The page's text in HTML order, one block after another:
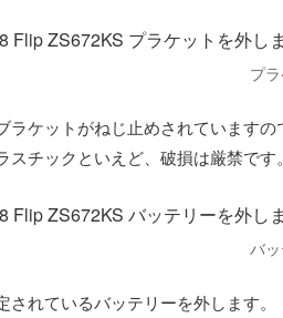
プ
ラケットがねじ止めされています
スチックといえど、破損は厳禁です。
バ
されているバッテリーを外します。